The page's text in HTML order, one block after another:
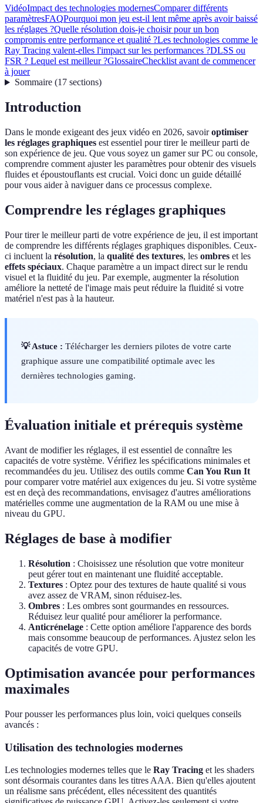
VidéoImpact des technologies modernesComparer différents
paramètresFAQPourquoi mon jeu est-il lent même après avoir baissé
les réglages ?Quelle résolution dois-je choisir pour un bon
compromis entre performance et qualité ?Les technologies comme le
Ray Tracing valent-elles l'impact sur les performances ?DLSS ou
FSR ? Lequel est meilleur ?GlossaireChecklist avant de commencer
à jouer
Sommaire(17 sections)
Introduction
Dans le monde exigeant des jeux vidéo en 2026, savoiroptimiser
les réglages graphiques est essentiel pour tirer le meilleur parti de
son expérience de jeu. Que vous soyez un gamer sur PC ou console,
comprendre comment ajuster les paramètres pour obtenir des visuels
fluides et époustouflants est crucial. Voici donc un guide détaillé
pour vous aider à naviguer dans ce processus complexe.
Comprendre les réglages graphiques
Pour tirer le meilleur parti de votre expérience de jeu, il est important
de comprendre les différents réglages graphiques disponibles. Ceux-
ci incluent la résolution, la qualité des textures, les ombres et les
effets spéciaux. Chaque paramètre a un impact direct sur le rendu
visuel et la fluidité du jeu. Par exemple, augmenter la résolution
améliore la netteté de l'image mais peut réduire la fluidité si votre
matériel n'est pas à la hauteur.
💡 Astuce : Télécharger les derniers pilotes de votre carte
graphique assure une compatibilité optimale avec les
dernières technologies gaming.
Évaluation initiale et prérequis système
Avant de modifier les réglages, il est essentiel de connaître les
capacités de votre système. Vérifiez les spécifications minimales et
recommandées du jeu. Utilisez des outils comme Can You Run It
pour comparer votre matériel aux exigences du jeu. Si votre système
est en deçà des recommandations, envisagez d'autres améliorations
matérielles comme une augmentation de la RAM ou une mise à
niveau du GPU.
Réglages de base à modifier
Résolution : Choisissez une résolution que votre moniteur
peut gérer tout en maintenant une fluidité acceptable.
Textures : Optez pour des textures de haute qualité si vous
avez assez de VRAM, sinon réduisez-les.
Ombres : Les ombres sont gourmandes en ressources.
Réduisez leur qualité pour améliorer la performance.
Anticrénelage : Cette option améliore l'apparence des bords
mais consomme beaucoup de performances. Ajustez selon les
capacités de votre GPU.
Optimisation avancée pour performances
maximales
Pour pousser les performances plus loin, voici quelques conseils
avancés :
Utilisation des technologies modernes
Les technologies modernes telles que le Ray Tracing et les shaders
sont désormais courantes dans les titres AAA. Bien qu'elles ajoutent
un réalisme sans précédent, elles nécessitent des quantités